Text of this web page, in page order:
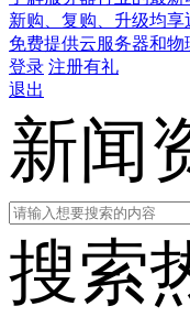
新购、复购、升级均享
免费提供云服务器和
登录 注册有礼
退出
新闻
搜索